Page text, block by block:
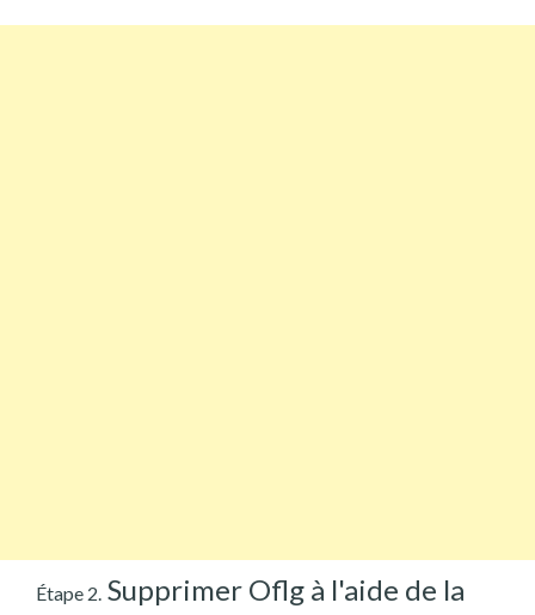
Étape 2. Supprimer Oflg à l'aide de la